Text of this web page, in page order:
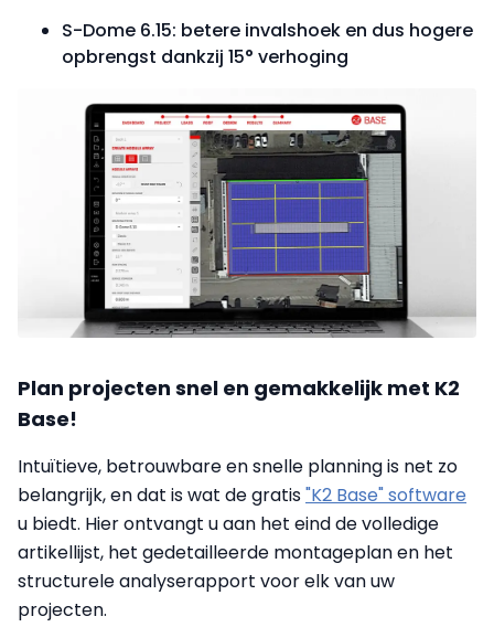
S-Dome 6.15: betere invalshoek en dus hogere
opbrengst dankzij 15° verhoging
Plan projecten snel en gemakkelijk met K2
Base!
Intuïtieve, betrouwbare en snelle planning is net zo
belangrijk, en dat is wat de gratis"K2 Base" software
u biedt. Hier ontvangt u aan het eind de volledige
artikellijst, het gedetailleerde montageplan en het
structurele analyserapport voor elk van uw
projecten.